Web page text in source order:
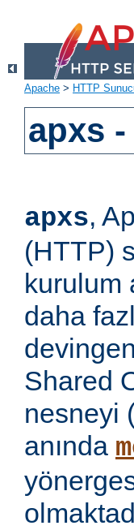
Apache > HTTP
apxs -
apxs,
(HTTP)
kurulum
daha
Shared
nesneyi
anında